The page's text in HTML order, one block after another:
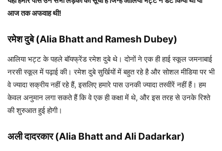
आज तक अफवाह थी!
रमेश दुबे (Alia Bhatt and Ramesh Dubey)
आलिया भट्ट के पहले बॉयफ्रेंड रमेश दुबे थे। दोनों ने एक ही हाई स्कूल जमनाबाई
नरसी स्कूल में पढ़ाई की। रमेश दुबे सुर्खियों में बहुत रहे है और सोशल मीडिया पर भी
वे ज्यादा सक्रीय नहीं रहे हैं, इसलिए हमारे पास उनकी ज्यादा तस्वीरें नहीं हैं। हम
केवल अनुमान लगा सकते हैं कि वे एक ही कक्षा में थे, और इस तरह से उनके रिश्ते
की शुरुआत हुई होगी।
अली दादरकार (Alia Bhatt and Ali Dadarkar)